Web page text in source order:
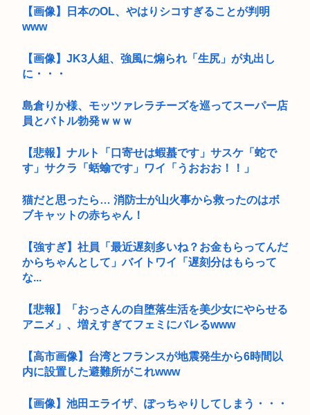
【画像】日本のOL、やはりシコすぎることが判明
www
【画像】JK3人組、強風に煽られ「生尻」が丸出し
に・・・
島倉りか様、モッツァレラチーズを巡ってスーパー店
員とバトル勃発ｗｗｗ
【悲報】ナルト「口寄せは蝦蟇です」サスケ「蛇で
す」サクラ「蛞蝓です」ワイ「うおおお！！」
猫だと思ったら… 消防士が山火事から救ったのはボ
ブキャットの赤ちゃん！
【強すぎ】社員「最近遅刻多いね？お金もらってんだ
からちゃんとして」バイトワイ「遅刻分はもらって
な...
【悲報】「おっさんの自堕落生活を美少女にやらせる
アニメ」、増えすぎてフェミにバレるwww
【高市画像】台湾とフランスが地震発生から6時間以
内に設置した避難所がこれwww
【画像】池田エライザ、ぽっちゃりしてしまう・・・